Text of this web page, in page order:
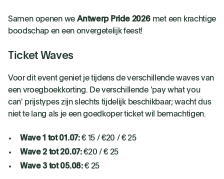
Samen openen weAntwerp Pride 2026met een krachtige
boodschap en een onvergetelijk feest!
Ticket Waves
Voor dit event geniet je tijdens de verschillende waves van
een vroegboekkorting. De verschillende 'pay what you
can' prijstypes zijn slechts tijdelijk beschikbaar; wacht dus
niet te lang als je een goedkoper ticket wil bemachtigen.
Wave 1 tot 01.07:€ 15 / €20 / € 25
Wave 2 tot 20.07:€20 / € 25
Wave 3 tot 05.08:€ 25